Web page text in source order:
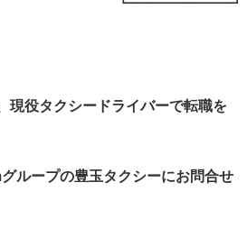
現役タクシードライバーで転職を
ループの豊玉タクシーにお問合せ